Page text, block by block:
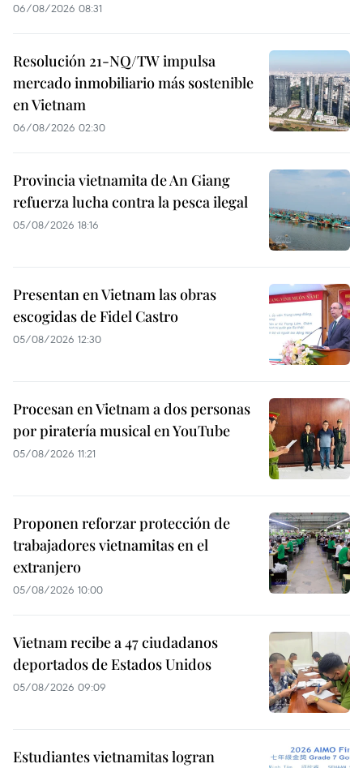
06/08/2026 08:31
Resolución 21-NQ/TW impulsa
mercado inmobiliario más sostenible
en Vietnam
06/08/2026 02:30
Provincia vietnamita de An Giang
refuerza lucha contra la pesca ilegal
05/08/2026 18:16
Presentan en Vietnam las obras
escogidas de Fidel Castro
05/08/2026 12:30
Procesan en Vietnam a dos personas
por piratería musical en YouTube
05/08/2026 11:21
Proponen reforzar protección de
trabajadores vietnamitas en el
extranjero
05/08/2026 10:00
Vietnam recibe a 47 ciudadanos
deportados de Estados Unidos
05/08/2026 09:09
Estudiantes vietnamitas logran